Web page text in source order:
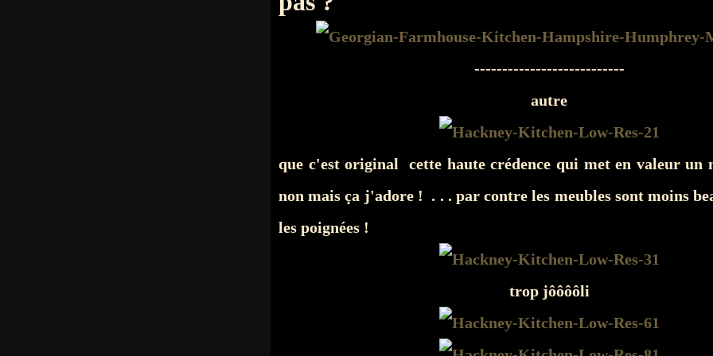
---------------------------
autre
que c'est original cette haute crédence qui met en valeur un
non mais ça j'adore ! . . . par contre les meubles sont moins
les poignées !
trop jôôôôli